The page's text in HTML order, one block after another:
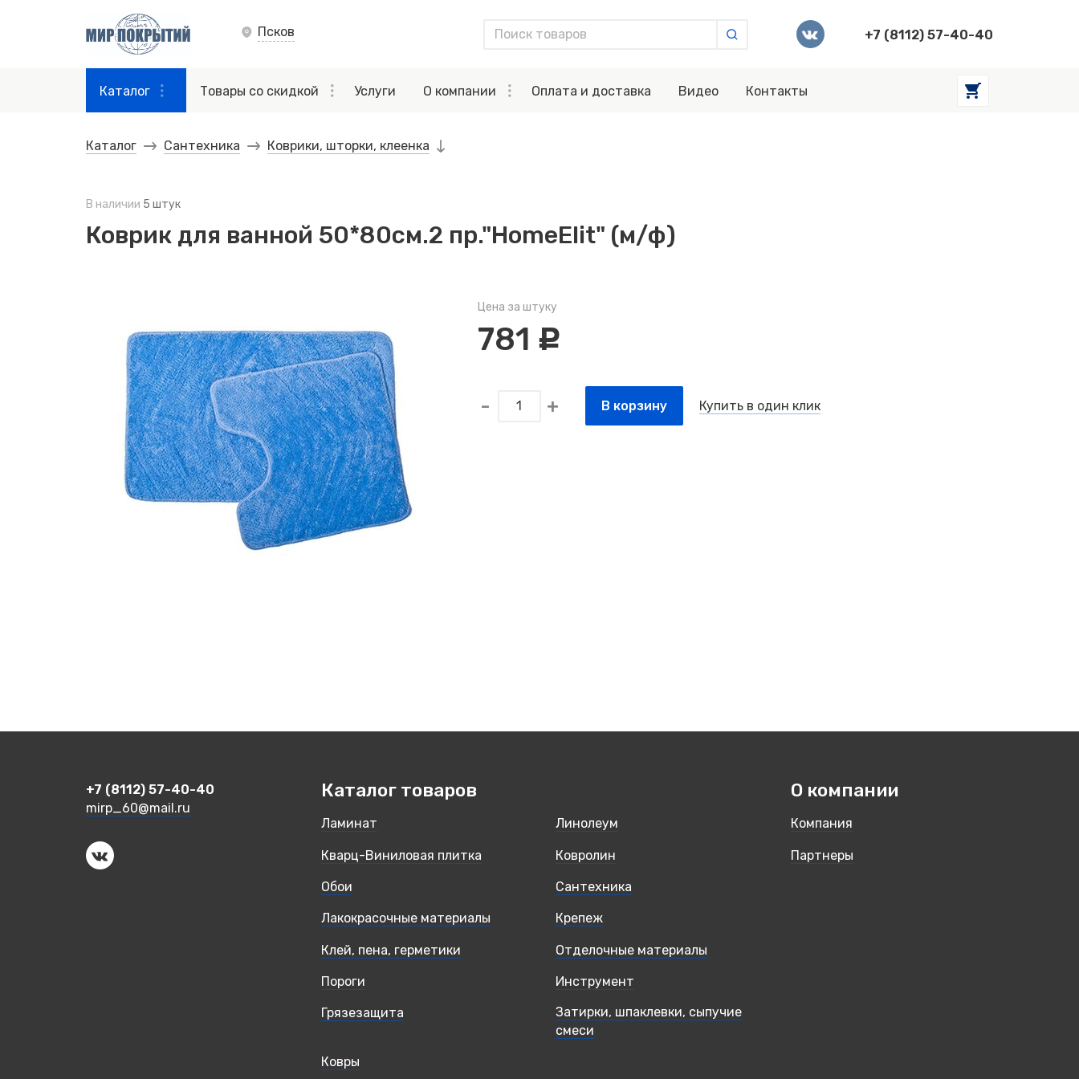
Псков +7 (8112) 57-40-40
Каталог Товары со скидкой Услуги О компании Оплата и доставка Видео Контакты
Каталог Сантехника Коврики, шторки, клеенка
В наличии 5 штук
Коврик для ванной 50*80см.2 пр."HomeElit" (м/ф)
Цена за штуку
781 c
В корзину Купить в один клик
+7 (8112) 57-40-40
mirp_60@mail.ru
Каталог товаров
Ламинат Линолеум
Кварц-Виниловая плитка Ковролин
Обои Сантехника
Лакокрасочные материалы Крепеж
Клей, пена, герметики Отделочные материалы
Пороги Инструмент
Грязезащита
Затирки, шпаклевки, сыпучие
смеси
Ковры
О компании
Компания
Партнеры